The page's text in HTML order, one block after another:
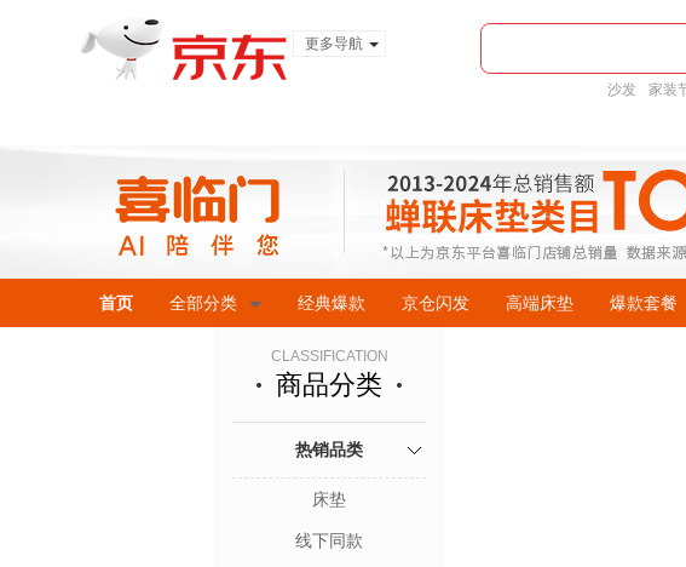
更多导航
沙发 家装
首页 全部分类 经典爆款 京仓闪发 高端床垫 爆款套餐
CLASSIFICATION
商品分类
热销品类
床垫
线下同款